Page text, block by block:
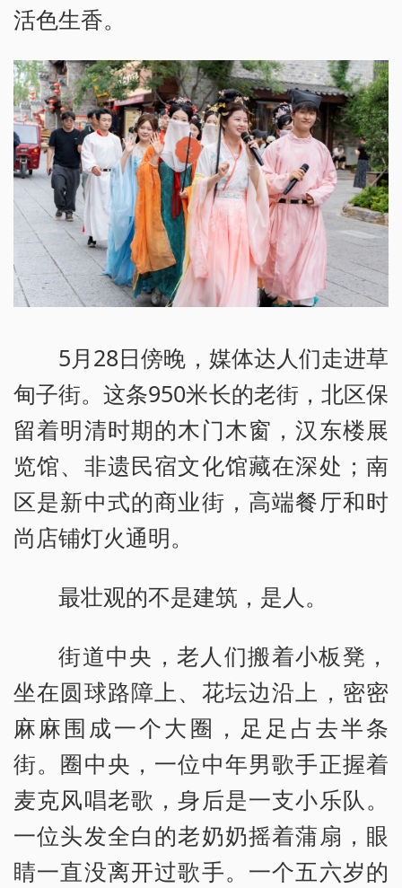
活色生香。
5月28日傍晚，媒体达人们走进草
甸子街。这条950米长的老街，北区保
留着明清时期的木门木窗，汉东楼展
览馆、非遗民宿文化馆藏在深处；南
区是新中式的商业街，高端餐厅和时
尚店铺灯火通明。
最壮观的不是建筑，是人。
街道中央，老人们搬着小板凳，
坐在圆球路障上、花坛边沿上，密密
麻麻围成一个大圈，足足占去半条
街。圈中央，一位中年男歌手正握着
麦克风唱老歌，身后是一支小乐队。
一位头发全白的老奶奶摇着蒲扇，眼
睛一直没离开过歌手。一个五六岁的